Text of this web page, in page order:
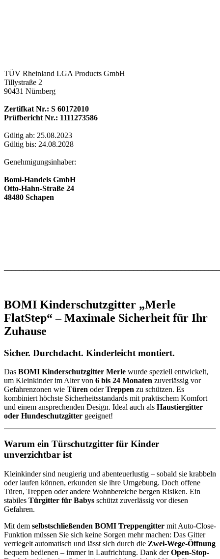
TÜV Rheinland LGA Products GmbH
Tillystraße 2
90431 Nürnberg
Zertifkat Nr.: S 60172010
Prüfbericht Nr.: 1111273586
Gültig ab: 25.08.2023
Gültig bis: 24.08.2028
Genehmigungsinhaber:
Bomi-Handels GmbH
Otto-Hahn-Straße 24
48480 Schapen
BOMI Kinderschutzgitter „Merle
FlatStep“ – Maximale Sicherheit für Ihr
Zuhause
Sicher. Durchdacht. Kinderleicht montiert.
Das BOMI Kinderschutzgitter Merle wurde speziell entwickelt,
um Kleinkinder im Alter von 6 bis 24 Monaten zuverlässig vor
Gefahrenzonen wie Türen oderTreppen zu schützen. Es
kombiniert höchste Sicherheitsstandards mit praktischem Komfort
und einem ansprechenden Design. Ideal auch als Haustiergitter
oder Hundeschutzgitter geeignet!
Warum ein Türschutzgitter für Kinder
unverzichtbar ist
Kleinkinder sind neugierig und abenteuerlustig – sobald sie krabbeln
oder laufen können, erkunden sie ihre Umgebung. Doch offene
Türen, Treppen oder andere Wohnbereiche bergen Risiken. Ein
stabiles Türgitter für Babys schützt zuverlässig vor diesen
Gefahren.
Mit dem selbstschließenden BOMI Treppengitter mit Auto-Close-
Funktion müssen Sie sich keine Sorgen mehr machen: Das Gitter
verriegelt automatisch und lässt sich durch die Zwei-Wege-Öffnung
bequem bedienen – immer in Laufrichtung. Dank derOpen-Stop-